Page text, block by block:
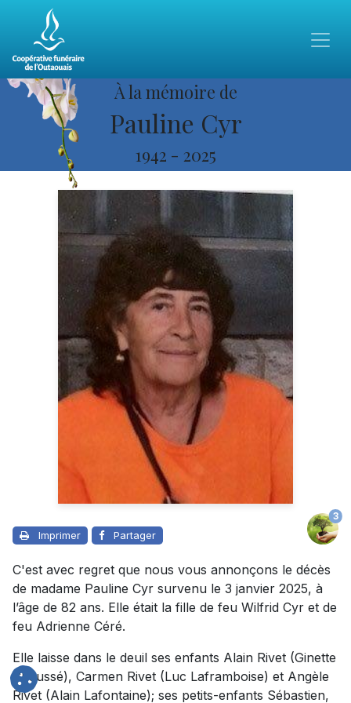
À la mémoire de
Pauline Cyr
1942 - 2025
Imprimer Partager
3
C'est avec regret que nous vous annonçons le décès
de madame Pauline Cyr survenu le 3 janvier 2025, à
l’âge de 82 ans. Elle était la fille de feu Wilfrid Cyr et de
feu Adrienne Céré.
Elle laisse dans le deuil ses enfants Alain Rivet (Ginette
Chaussé), Carmen Rivet (Luc Laframboise) et Angèle
Rivet (Alain Lafontaine); ses petits-enfants Sébastien,